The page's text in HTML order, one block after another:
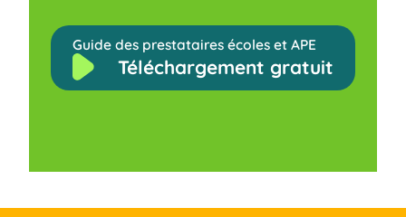
Guide des prestataires écoles et APE
Téléchargement gratuit